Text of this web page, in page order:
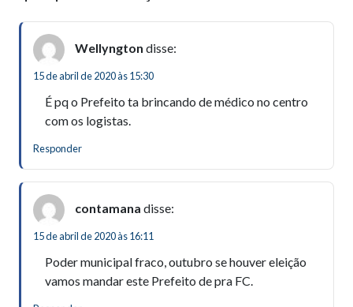
Wellyngton disse:
15 de abril de 2020 às 15:30
É pq o Prefeito ta brincando de médico no centro
com os logistas.
Responder
contamana disse:
15 de abril de 2020 às 16:11
Poder municipal fraco, outubro se houver eleição
vamos mandar este Prefeito de pra FC.